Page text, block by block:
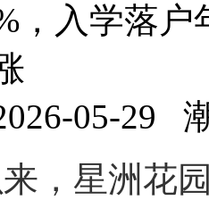
，入学落
05-29
，星洲花